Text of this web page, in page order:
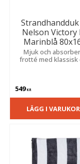
Nelson Victory
Marinblå
Mjuk och
frotté med klassisk
549KR
LÄGG I